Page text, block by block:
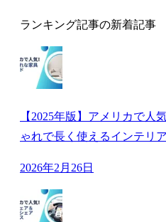
ランキング記事の新着記事
【2025年版】アメリカで人
ゃれで長く使えるインテリ
2026年2月26日